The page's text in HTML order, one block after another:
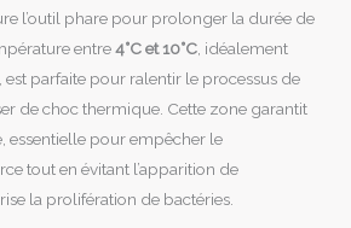
l’outil phare pour prolonger la durée de
entre4°C et 10°C , idéalement
est parfaite pour ralentir le processus de
de choc thermique. Cette zone garantit
essentielle pour empêcher le
tout en évitant l’apparition de
la prolifération de bactéries.